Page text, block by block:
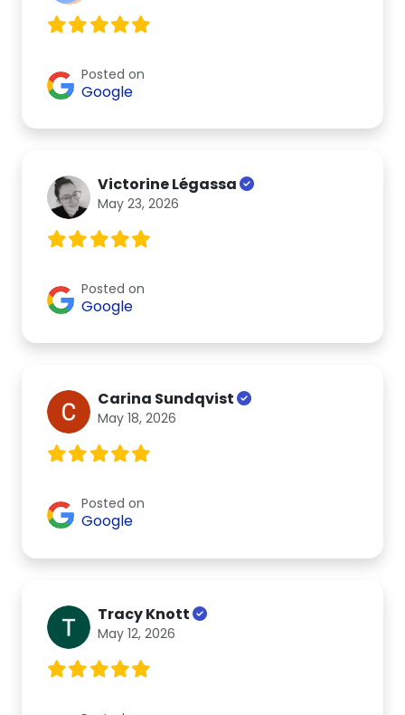
Posted on
Google
Victorine Légassa
May 23, 2026
Posted on
Google
Carina Sundqvist
May 18, 2026
Posted on
Google
Tracy Knott
May 12, 2026